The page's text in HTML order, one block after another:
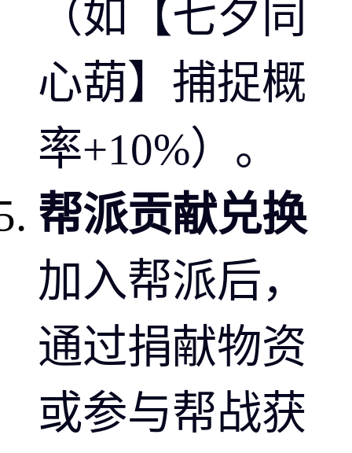
（如【七夕同
心葫】捕捉概
率+10%）。
帮派贡献兑换
加入帮派后，
通过捐献物资
或参与帮战获